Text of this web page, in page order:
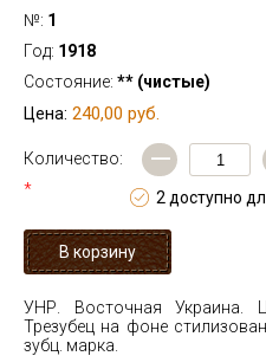
№: 1
Год: 1918
Состояние: ** (чистые)
Цена: 240,00 руб.
Количество:
*
—
2 доступно
УНР. Восточная Украина.
Трезубец на фоне
зубц. марка.